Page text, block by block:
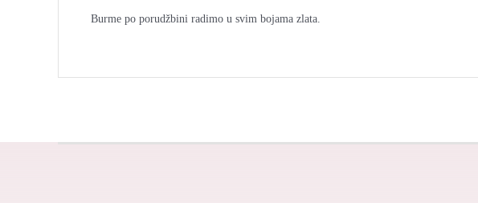
Burme po porudžbini radimo u svim bojama zlata.